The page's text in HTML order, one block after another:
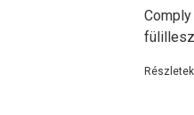
Részletek